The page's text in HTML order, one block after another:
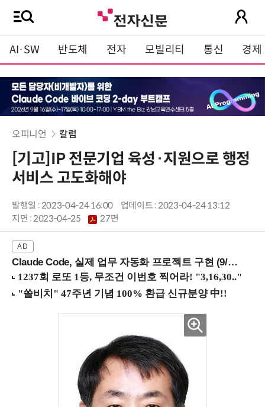
AI·SW 반도체 전자 모빌리티 통신 경제
오피니언 칼럼
[기고]IP 전문기업 육성·지원으로 행정
서비스 고도화해야
발행일 : 2023-04-24 16:00
업데이트 : 2023-04-24 13:12
지면 :2023-04-25 27면
Claude Code, 실제 업무 자동화 프로젝트 구현 (9/16 ~17 강남역)